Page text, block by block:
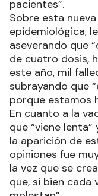
pacientes”.
Sobre esta
epidemiológica,
aseverando que
de cuatro dosis,
este año, mil
subrayando que
porque estamos
En cuanto a la
que “viene
la aparición de
opiniones fue
la vez que se
que, si bien cada